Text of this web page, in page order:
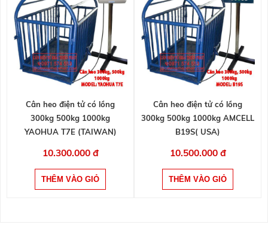
Cân heo điện tử có lồng
300kg 500kg 1000kg
YAOHUA T7E (TAIWAN)
10.300.000 đ
Cân heo điện tử có lồng
300kg 500kg 1000kg AMCELL
B19S( USA)
10.500.000 đ